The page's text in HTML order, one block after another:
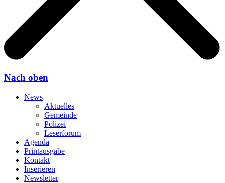
Nach oben
News
Aktuelles
Gemeinde
Polizei
Leserforum
Agenda
Printausgabe
Kontakt
Inserieren
Newsletter